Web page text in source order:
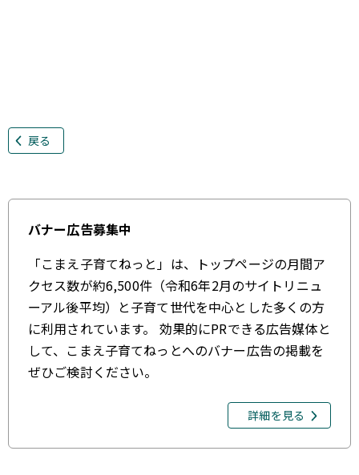
戻る
バナー広告募集中
「こまえ子育てねっと」は、トップページの月間ア
クセス数が約6,500件（令和6年2月のサイトリニュ
ーアル後平均）と子育て世代を中心とした多くの方
に利用されています。 効果的にPRできる広告媒体と
して、こまえ子育てねっとへのバナー広告の掲載を
ぜひご検討ください。
詳細を見る